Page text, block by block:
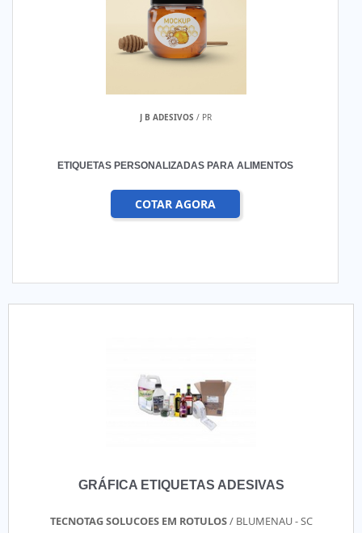
J B ADESIVOS / PR
ETIQUETAS PERSONALIZADAS PARA ALIMENTOS
COTAR AGORA
GRÁFICA ETIQUETAS ADESIVAS
TECNOTAG SOLUCOES EM ROTULOS/ BLUMENAU - SC